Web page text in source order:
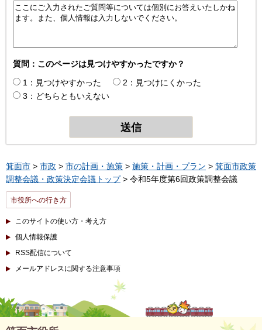
質問：このページは見つけやすかったですか？
1：見つけやすかった
2：見つけにくかった
3：どちらともいえない
箕面市 > 市政 > 市の計画・施策 > 施策・計画・プラン > 箕面市政策
調整会議・政策決定会議トップ> 令和5年度第6回政策調整会議
市役所への行き方
このサイトの使い方・考え方
個人情報保護
RSS配信について
メールアドレスに関する注意事項